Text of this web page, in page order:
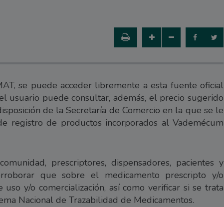
se puede acceder libremente a esta fuente oficial
usuario puede consultar, además, el precio sugerido
de la Secretaría de Comercio en la que se le
registro de productos incorporados al Vademécum
prescriptores, dispensadores, pacientes y
que sobre el medicamento prescripto y/o
y/o comercialización, así como verificar si se trata
Nacional de Trazabilidad de Medicamentos.